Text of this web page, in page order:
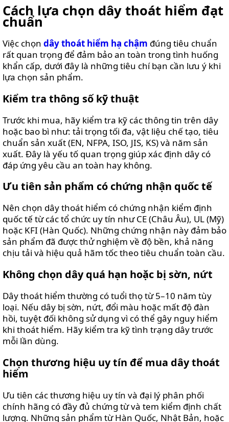
Cách lựa chọn dây thoát hiểm đạt
chuẩn
Việc chọn dây thoát hiểm hạ chậm đúng tiêu chuẩn
rất quan trọng để đảm bảo an toàn trong tình huống
khẩn cấp, dưới đây là những tiêu chí bạn cần lưu ý khi
lựa chọn sản phẩm.
Kiểm tra thông số kỹ thuật
Trước khi mua, hãy kiểm tra kỹ các thông tin trên dây
hoặc bao bì như: tải trọng tối đa, vật liệu chế tạo, tiêu
chuẩn sản xuất (EN, NFPA, ISO, JIS, KS) và năm sản
xuất. Đây là yếu tố quan trọng giúp xác định dây có
đáp ứng yêu cầu an toàn hay không.
Ưu tiên sản phẩm có chứng nhận quốc tế
Nên chọn dây thoát hiểm có chứng nhận kiểm định
quốc tế từ các tổ chức uy tín như CE (Châu Âu), UL (Mỹ)
hoặc KFI (Hàn Quốc). Những chứng nhận này đảm bảo
sản phẩm đã được thử nghiệm về độ bền, khả năng
chịu tải và hiệu quả hãm tốc theo tiêu chuẩn toàn cầu.
Không chọn dây quá hạn hoặc bị sờn, nứt
Dây thoát hiểm thường có tuổi thọ từ 5–10 năm tùy
loại. Nếu dây bị sờn, nứt, đổi màu hoặc mất độ đàn
hồi, tuyệt đối không sử dụng vì có thể gây nguy hiểm
khi thoát hiểm. Hãy kiểm tra kỹ tình trạng dây trước
mỗi lần dùng.
Chọn thương hiệu uy tín để mua dây thoát
hiểm
Ưu tiên các thương hiệu uy tín và đại lý phân phối
chính hãng có đầy đủ chứng từ và tem kiểm định chất
lượng. Những sản phẩm từ Hàn Quốc, Nhật Bản, hoặc